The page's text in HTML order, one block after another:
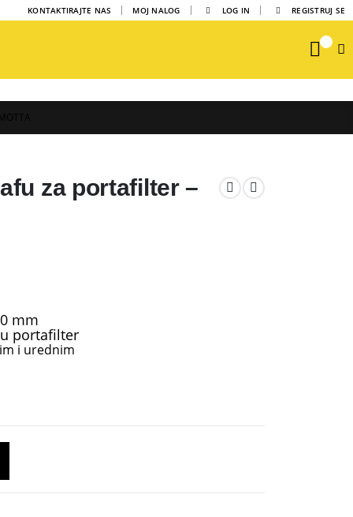
KONTAKTIRAJTE NAS MOJ NALOG LOG IN REGISTRUJ SE
za portafilter –
mm
portafilter
i urednim